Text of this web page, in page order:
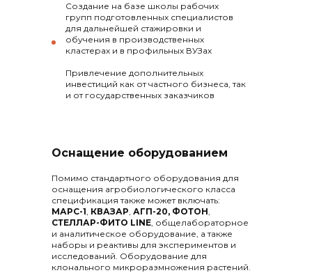
Создание на базе школы рабочих
групп подготовленных специалистов
для дальнейшей стажировки и
обучения в производственных
кластерах и в профильных ВУЗах
Привлечение дополнительных
инвестиций как от частного бизнеса, так
и от государственных заказчиков
Помимо стандартного оборудования для
оснащения агробиологического класса
спецификация также может включать:
МАРС-1, КВАЗАР, АГП-20, ФОТОН,
СТЕЛЛАР-ФИТО LINE, общелабораторное
и аналитическое оборудование, а также
наборы и реактивы для экспериментов и
исследований. Оборудование для
клонального микроразмножения растений.
Оснащение оборудованием